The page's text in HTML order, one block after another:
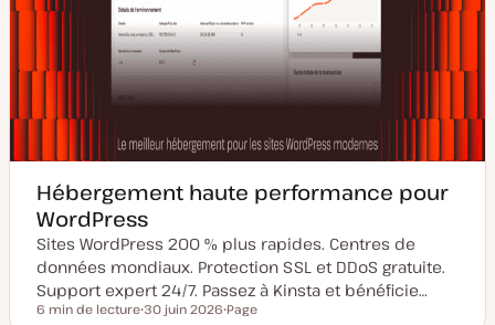
Hébergement haute performance pour
WordPress
Sites WordPress 200 % plus rapides. Centres de
données mondiaux. Protection SSL et DDoS gratuite.
Support expert 24/7. Passez à Kinsta et bénéficie…
Temps de lecture
6 min de lecture 30 juin 2026 Page